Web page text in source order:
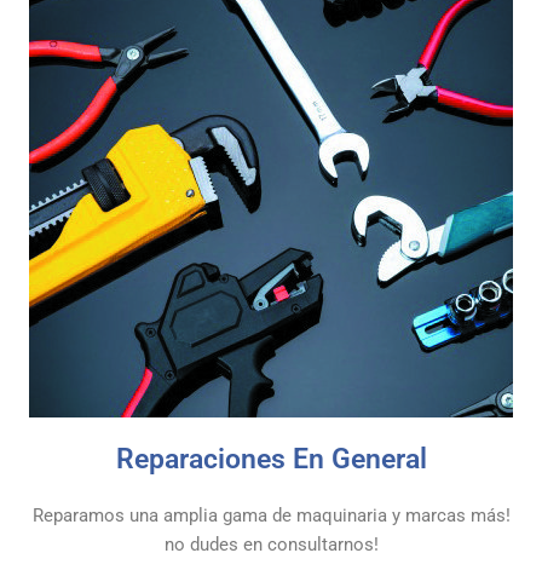
Reparaciones En General
Reparamos una amplia gama de maquinaria y marcas más!